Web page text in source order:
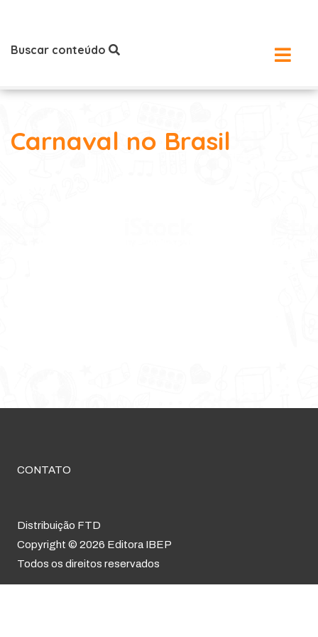
Buscar conteúdo
Carnaval no Brasil
CONTATO
Distribuição FTD
Copyright © 2026 Editora IBEP
Todos os direitos reservados